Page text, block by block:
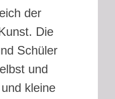
der
Die
Schüler
und
kleine